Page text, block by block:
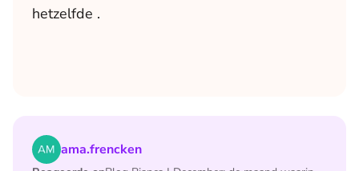
hetzelfde .
ama.frencken
Lees het artikel Blog Bianca | December: de maand